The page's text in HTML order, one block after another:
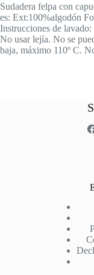
Sudadera felpa con
es: Ext:100%algodón
Instrucciones de
No usar lejía. No se
baja, máximo 110º C.